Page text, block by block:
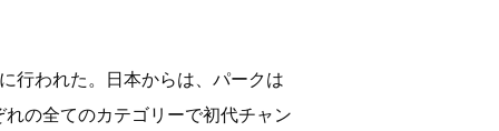
行われた。日本からは、パークは
の全てのカテゴリーで初代チャン